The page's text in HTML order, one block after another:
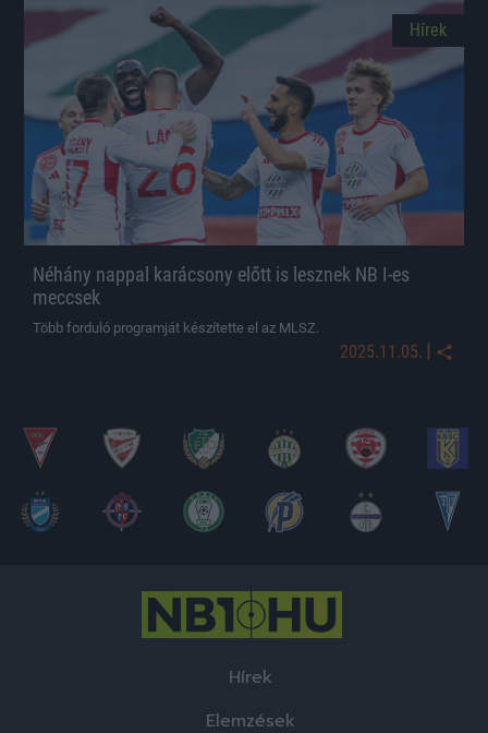
Hírek
Néhány nappal karácsony előtt is lesznek NB I-es
meccsek
Több forduló programját készítette el az MLSZ.
2025.11.05. |
Hírek
Elemzések